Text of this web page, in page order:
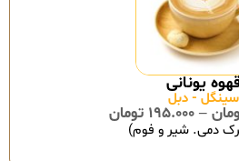
سینگل - دبل
–
195.000 تومان
دمی. شیر و فوم)